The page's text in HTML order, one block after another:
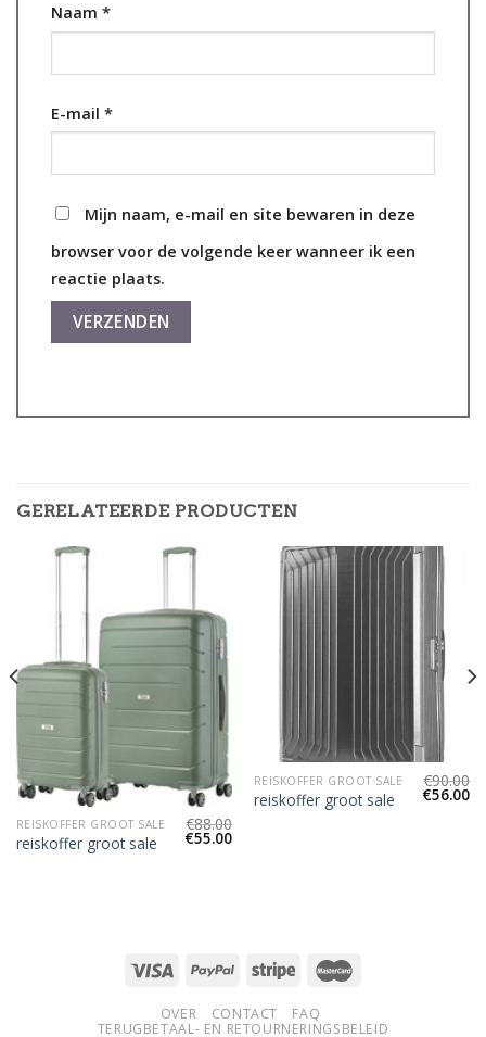
Naam *
E-mail *
Mijn naam, e-mail en site bewaren in deze
browser voor de volgende keer wanneer ik een
reactie plaats.
GERELATEERDE PRODUCTEN
REISKOFFER GROOT SALE
reiskoffer groot sale
€88.00
€55.00
REISKOFFER GROOT SALE
reiskoffer groot sale
€90.00
€56.00
OVER CONTACT
FAQ
TERUGBETAAL- EN RETOURNERINGSBELEID